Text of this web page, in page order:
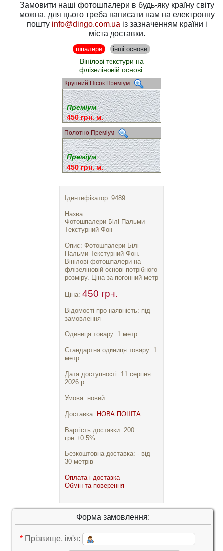
Замовити наші фотошпалери в будь-яку країну світу
можна, для цього треба написати нам на електронну
пошту info@dingo.com.ua із зазначенням країни і
міста доставки.
шпалери інші основи
Вінілові текстури на
флізеліновій основі:
Крупний Пісок Преміум
Преміум
450 грн. м.
Полотно Преміум
Преміум
450 грн. м.
Ідентифікатор: 9489
Назва:
Фотошпалери Білі Пальми
Текстурний Фон
Опис: Фотошпалери Білі
Пальми Текстурний Фон.
Вінілові фотошпалери на
флізеліновій основі потрібного
розміру. Ціна за погонний метр
Ціна: 450 грн.
Відомості про наявність: під
замовлення
Одиниця товару: 1 метр
Стандартна одиниця товару: 1
метр
Дата доступності: 11 серпня
2026 р.
Умова: новий
Доставка: НОВА ПОШТА
Вартість доставки: 200
грн.+0.5%
Безкоштовна доставка: - від
30 метрів
Оплата і доставка
Обмін та поверення
Форма замовлення:
* Прізвище, ім'я: